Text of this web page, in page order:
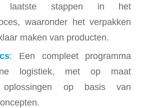
stappen in het
waaronder het verpakken
maken van producten.
: Een compleet programma
logistiek, met op maat
oplossingen op basis van